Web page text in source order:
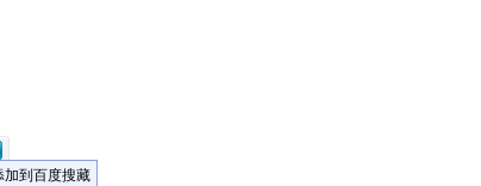
加到百度搜藏